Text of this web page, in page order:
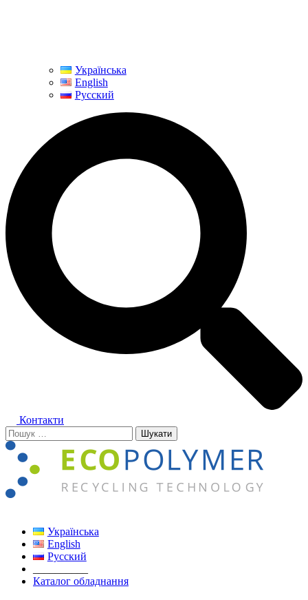
Українська
English
Русский
Контакти
Пошук:
Українська
English
Русский
Каталог обладнання